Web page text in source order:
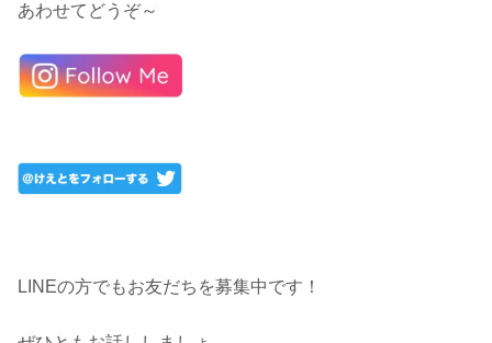
あわせてどうぞ～
LINEの方でもお友だちを募集中です！